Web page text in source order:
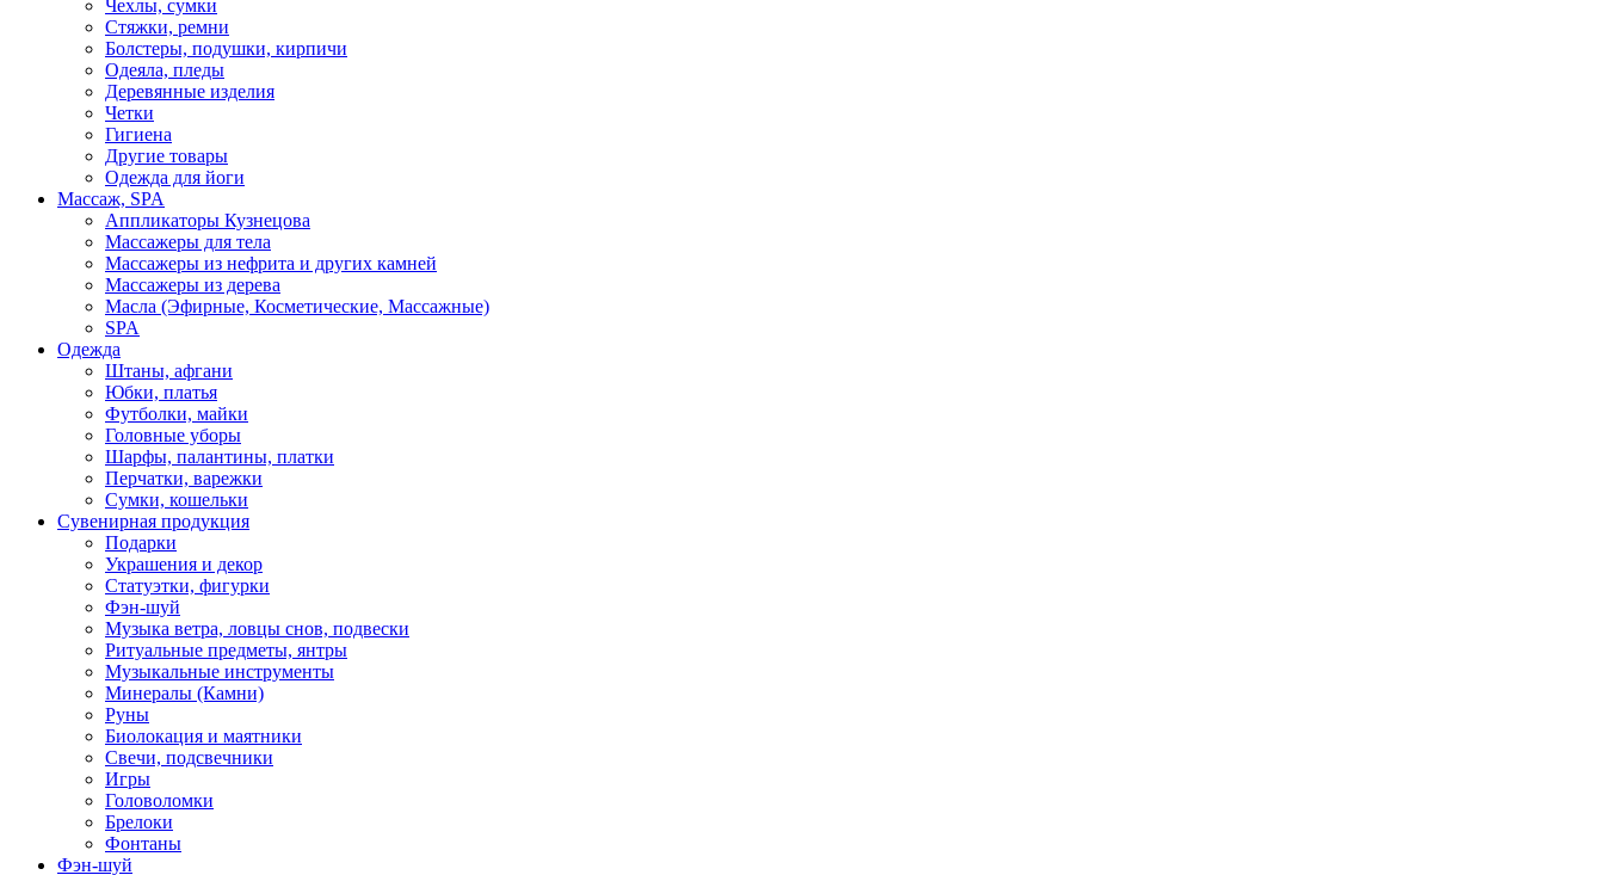
Чехлы, сумки
Стяжки, ремни
Болстеры, подушки, кирпичи
Одеяла, пледы
Деревянные изделия
Четки
Гигиена
Другие товары
Одежда для йоги
Массаж, SPA
Аппликаторы Кузнецова
Массажеры для тела
Массажеры из нефрита и других камней
Массажеры из дерева
Масла (Эфирные, Косметические, Массажные)
SPA
Одежда
Штаны, афгани
Юбки, платья
Футболки, майки
Головные уборы
Шарфы, палантины, платки
Перчатки, варежки
Сумки, кошельки
Сувенирная продукция
Подарки
Украшения и декор
Статуэтки, фигурки
Фэн-шуй
Музыка ветра, ловцы снов, подвески
Ритуальные предметы, янтры
Музыкальные инструменты
Минералы (Камни)
Руны
Биолокация и маятники
Свечи, подсвечники
Игры
Головоломки
Брелоки
Фонтаны
Фэн-шуй